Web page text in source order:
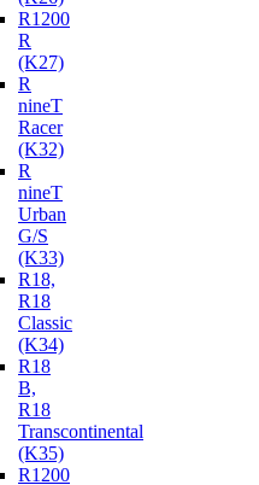
R1200
R
(K27)
R
nineT
Racer
(K32)
R
nineT
Urban
G/S
(K33)
R18,
R18
Classic
(K34)
R18
B,
R18
Transcontinental
(K35)
R1200